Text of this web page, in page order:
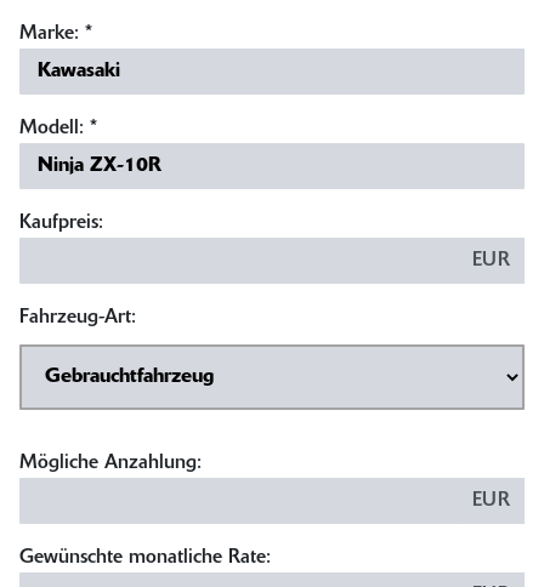
Marke: *
Modell: *
Kaufpreis:
EUR
Fahrzeug-Art:
Mögliche Anzahlung:
EUR
Gewünschte monatliche Rate: